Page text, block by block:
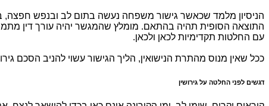
הניסיון מלמד שכאשר גישור משפחה נעשה בתום לב ובנפש חפצה,
התוצאה הסופית תהיה בהתאם. מומלץ שהמגשר יהיה עורך דין
עם החלטות תקדימיות לכאן ולכאן.
ככל שאין מנוס מהתרת הנישואין, הליך הגישור עשוי להניב הסכם
דגשים לפני החלטה על גירושין